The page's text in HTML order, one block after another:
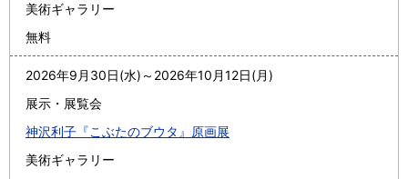
美術ギャラリー
無料
2026年9月30日(水) ～ 2026年10月12日(月)
展示・展覧会
神沢利子『こぶたのブウタ』原画展
美術ギャラリー